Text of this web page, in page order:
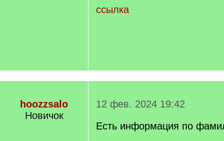
ссылка
hoozzsalo
Новичок
12 фев. 2024 19:42
Есть информация по